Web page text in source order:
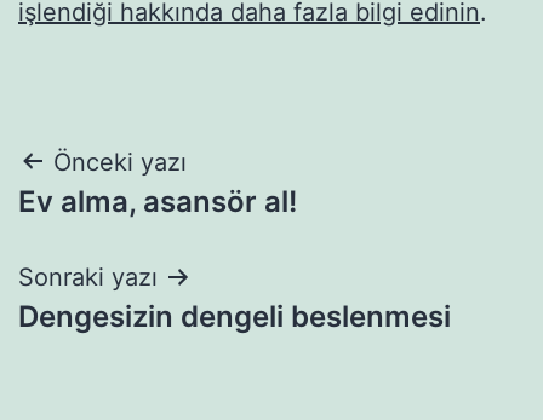
işlendiği hakkında daha fazla bilgi edinin.
Yazı
gezinmesi
Önceki yazı
Ev alma, asansör al!
Sonraki yazı
Dengesizin dengeli beslenmesi